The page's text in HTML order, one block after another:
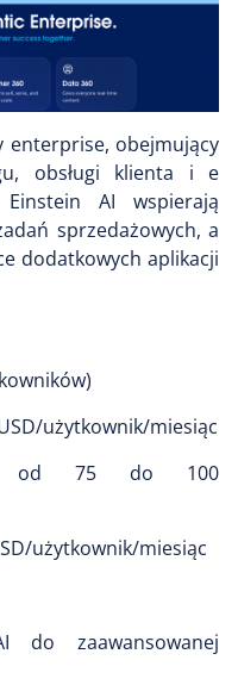
enterprise, obejmujący
obsługi klienta i e
AI wspierają
sprzedażowych, a
dodatkowych aplikacji
użytkownik/miesiąc
od 75 do 100
użytkownik/miesiąc
do zaawansowanej